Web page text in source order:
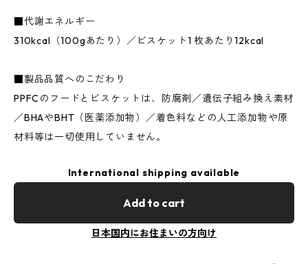
■代謝エネルギー
310kcal（100gあたり）／ビスケット1 枚あたり12kcal
■製品品質へのこだわり
PPFCのフードとビスケットは、防腐剤／遺伝子組み換え素材
／BHAやBHT（医薬添加物）／着色料などの人工添加物や原
材料等は一切使用していません。
International shipping available
Add to cart
日本国内にお住まいの方向け